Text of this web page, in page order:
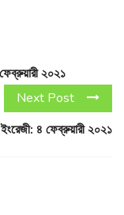
২০২১
Next Post
৪ ফেব্রুয়ারী ২০২১